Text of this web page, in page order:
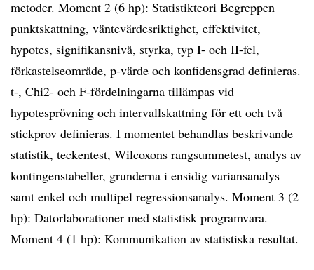
metoder. Moment 2 (6 hp): Statistikteori Begreppen
punktskattning, väntevärdesriktighet, effektivitet,
hypotes, signifikansnivå, styrka, typ I- och II-fel,
förkastelseområde, p-värde och konfidensgrad definieras.
t-, Chi2- och F-fördelningarna tillämpas vid
hypotesprövning och intervallskattning för ett och två
stickprov definieras. I momentet behandlas beskrivande
statistik, teckentest, Wilcoxons rangsummetest, analys av
kontingenstabeller, grunderna i ensidig variansanalys
samt enkel och multipel regressionsanalys. Moment 3 (2
hp): Datorlaborationer med statistisk programvara.
Moment 4 (1 hp): Kommunikation av statistiska resultat.